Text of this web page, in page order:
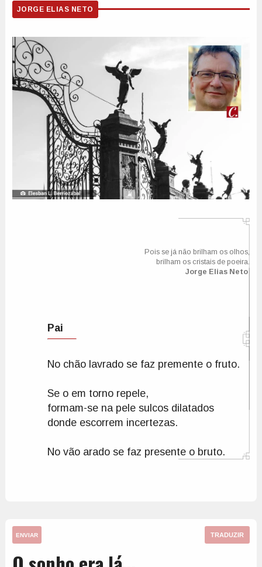
JORGE ELIAS NETO
Pois se já não brilham os olhos,
Jorge Elias Neto
Pai
No chão lavrado se faz premente o fruto.
Se o em torno repele,
formam-se na pele sulcos dilatados
donde escorrem incertezas.
No vão arado se faz presente o bruto.
ENVIAR TRADUZIR